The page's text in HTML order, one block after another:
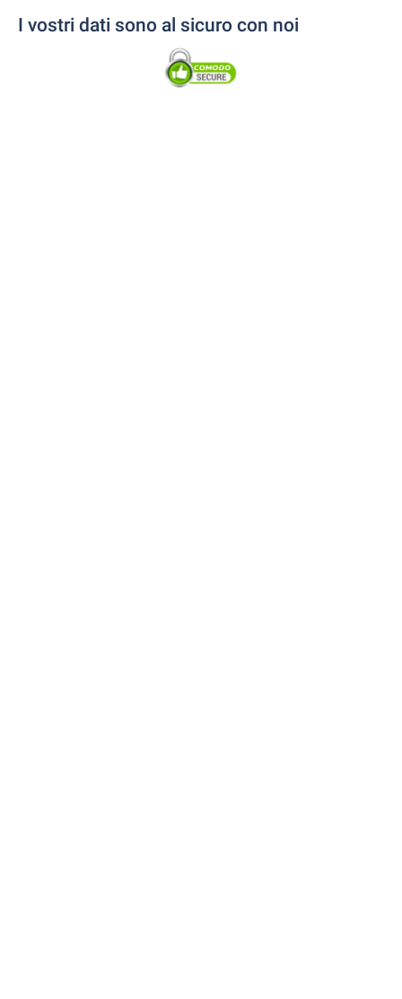
I vostri dati sono al sicuro con noi